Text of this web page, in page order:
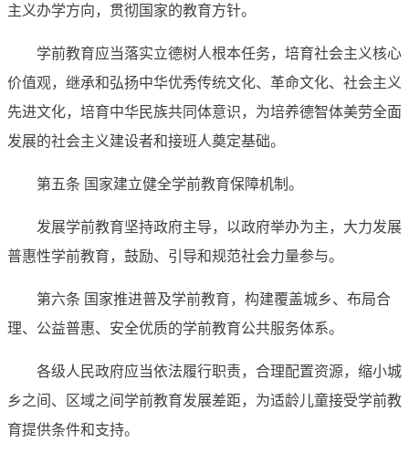
主义办学方向，贯彻国家的教育方针。
学前教育应当落实立德树人根本任务，培育社会主义核心
价值观，继承和弘扬中华优秀传统文化、革命文化、社会主义
先进文化，培育中华民族共同体意识，为培养德智体美劳全面
发展的社会主义建设者和接班人奠定基础。
第五条 国家建立健全学前教育保障机制。
发展学前教育坚持政府主导，以政府举办为主，大力发展
普惠性学前教育，鼓励、引导和规范社会力量参与。
第六条 国家推进普及学前教育，构建覆盖城乡、布局合
理、公益普惠、安全优质的学前教育公共服务体系。
各级人民政府应当依法履行职责，合理配置资源，缩小城
乡之间、区域之间学前教育发展差距，为适龄儿童接受学前教
育提供条件和支持。